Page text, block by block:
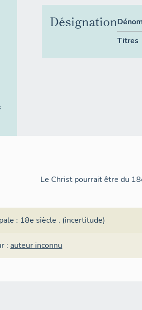
Désignation
Titres
Le Christ pourrait être du
: 18e siècle , (incertitude)
:auteur inconnu